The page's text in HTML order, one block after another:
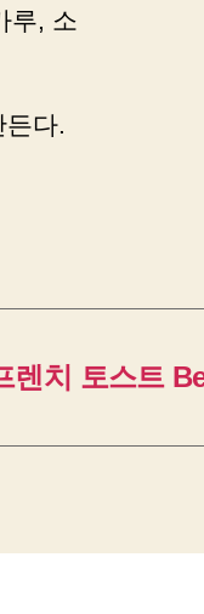
루, 소
다.
렌치 토스트